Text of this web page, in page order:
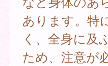
あります。特
く、全身に及
ため、注意が